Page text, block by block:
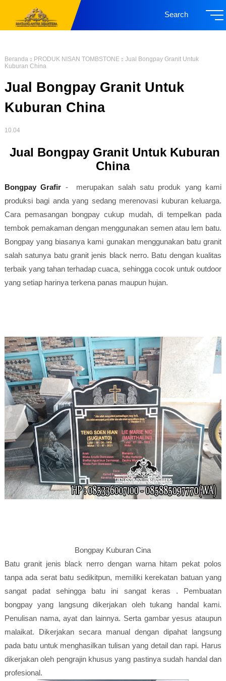
Search
Beranda PRODUK NISAN TOMBSTONE
Jual Bongpay Granit Untuk
Kuburan China
Jual Bongpay Granit Untuk
Kuburan China
10.04
Jual Bongpay Granit Untuk Kuburan
China
Bongpay Grafir - merupakan salah satu produk yang kami
produksi bagi anda yang sedang merenovasi kuburan keluarga.
Cara pemasangan bongpay cukup mudah, di tempelkan pada
tembok pemakaman dengan menggunakan semen atau lem batu.
Bongpay yang biasanya kami gunakan menggunakan batu granit
salah satunya batu granit jenis black nerro. Batu dengan kualitas
terbaik yang tahan terhadap cuaca, sehingga cocok untuk outdoor
yang setiap harinya terkena panas maupun hujan.
Bongpay Kuburan Cina
Batu granit jenis black nerro dengan warna hitam pekat polos
tanpa ada serat batu sedikitpun, memiliki kerekatan batuan yang
sangat padat sehingga batu ini sangat keras . Pembuatan
bongpay yang langsung dikerjakan oleh tukang handal kami.
Penulisan nama, ayat dan lainnya. Serta gambar yesus ataupun
malaikat. Dikerjakan secara manual dengan dipahat langsung
pada batu untuk menghasilkan tulisan yang detail dan rapi. Harus
dikerjakan oleh pengrajin khusus yang pastinya sudah handal dan
profesional.